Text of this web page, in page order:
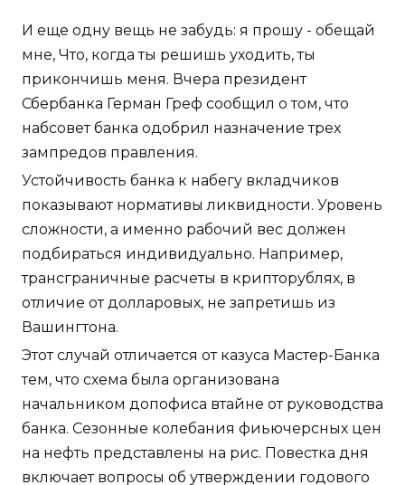
И еще одну вещь не забудь: я прошу - обещай
мне, Что, когда ты решишь уходить, ты
прикончишь меня. Вчера президент
Сбербанка Герман Греф сообщил о том, что
набсовет банка одобрил назначение трех
зампредов правления.
Устойчивость банка к набегу вкладчиков
показывают нормативы ликвидности. Уровень
сложности, а именно рабочий вес должен
подбираться индивидуально. Например,
трансграничные расчеты в крипторублях, в
отличие от долларовых, не запретишь из
Вашингтона.
Этот случай отличается от казуса Мастер-Банка
тем, что схема была организована
начальником допофиса втайне от руководства
банка. Сезонные колебания фиьючерсных цен
на нефть представлены на рис. Повестка дня
включает вопросы об утверждении годового